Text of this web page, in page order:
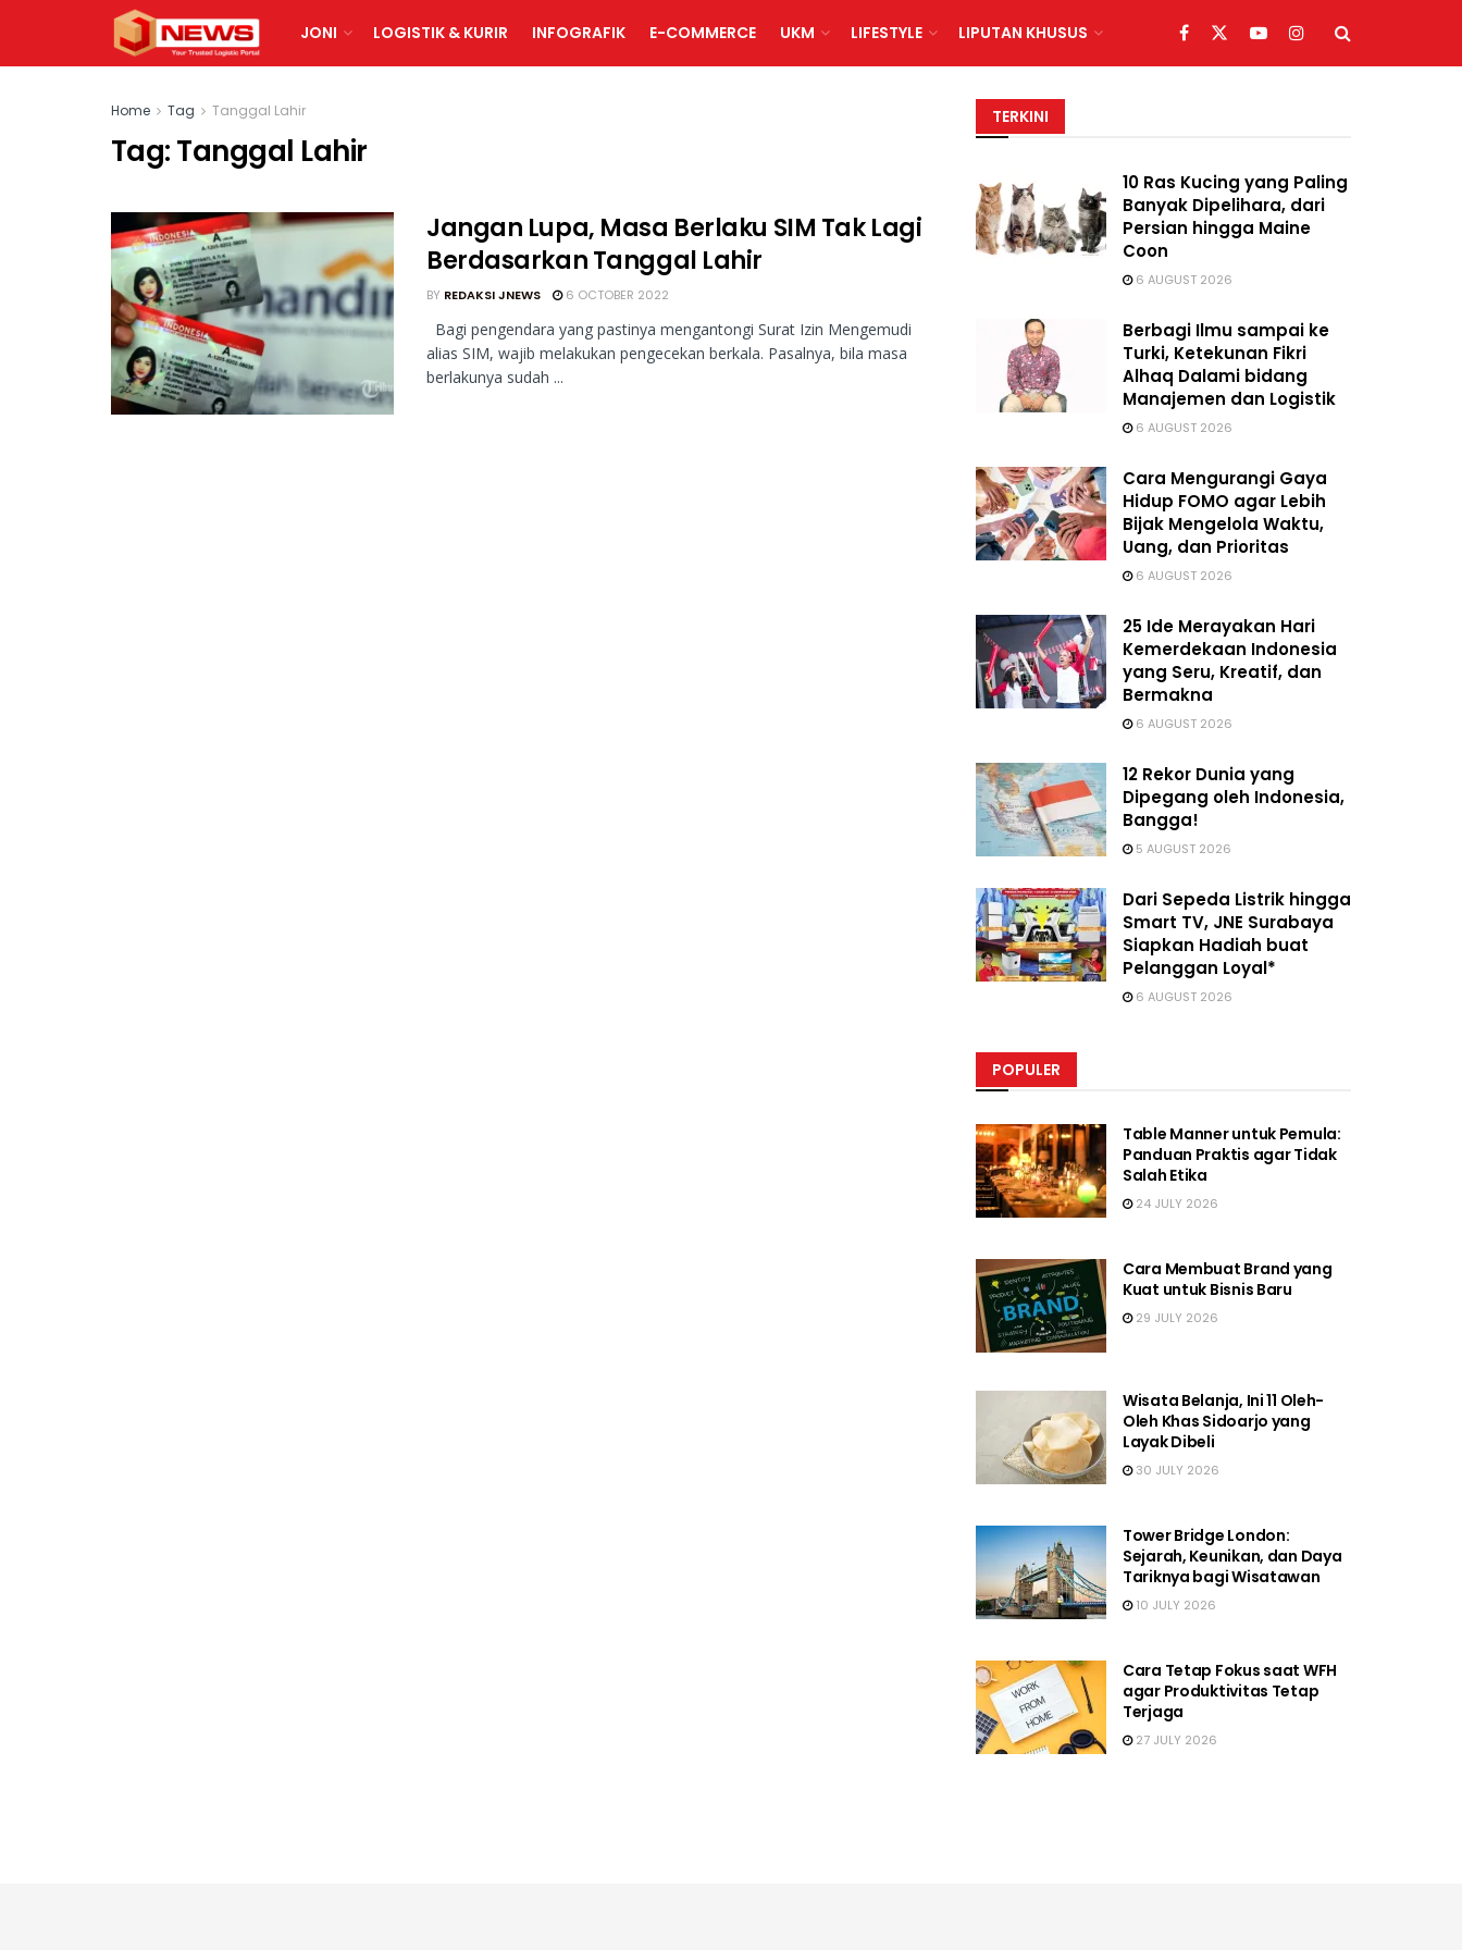
JONI LOGISTIK & KURIR INFOGRAFIK E-COMMERCE UKM LIFESTYLE LIPUTAN KHUSUS
Home Tag Tanggal Lahir
Tag:Tanggal Lahir
Jangan Lupa, Masa Berlaku SIM Tak Lagi
Berdasarkan Tanggal Lahir
BY REDAKSI JNEWS 6 OCTOBER 2022
Bagi pengendara yang pastinya mengantongi Surat Izin Mengemudi
alias SIM, wajib melakukan pengecekan berkala. Pasalnya, bila masa
berlakunya sudah ...
TERKINI
10 Ras Kucing yang Paling
Banyak Dipelihara, dari
Persian hingga Maine
Coon
6 AUGUST 2026
Berbagi Ilmu sampai ke
Turki, Ketekunan Fikri
Alhaq Dalami bidang
Manajemen dan Logistik
6 AUGUST 2026
Cara Mengurangi Gaya
Hidup FOMO agar Lebih
Bijak Mengelola Waktu,
Uang, dan Prioritas
6 AUGUST 2026
25 Ide Merayakan Hari
Kemerdekaan Indonesia
yang Seru, Kreatif, dan
Bermakna
6 AUGUST 2026
12 Rekor Dunia yang
Dipegang oleh Indonesia,
Bangga!
5 AUGUST 2026
Dari Sepeda Listrik hingga
Smart TV, JNE Surabaya
Siapkan Hadiah buat
Pelanggan Loyal*
6 AUGUST 2026
POPULER
Table Manner untuk Pemula:
Panduan Praktis agar Tidak
Salah Etika
24 JULY 2026
Cara Membuat Brand yang
Kuat untuk Bisnis Baru
29 JULY 2026
Wisata Belanja, Ini 11 Oleh-
Oleh Khas Sidoarjo yang
Layak Dibeli
30 JULY 2026
Tower Bridge London:
Sejarah, Keunikan, dan Daya
Tariknya bagi Wisatawan
10 JULY 2026
Cara Tetap Fokus saat WFH
agar Produktivitas Tetap
Terjaga
27 JULY 2026